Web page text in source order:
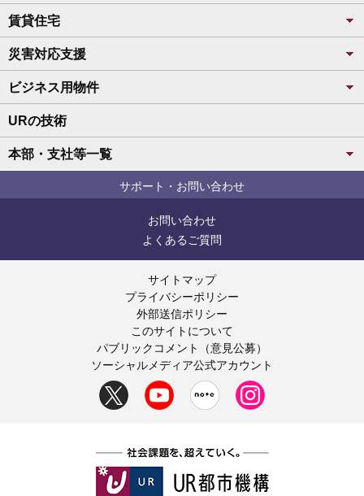
賃貸住宅
災害対応支援
ビジネス用物件
URの技術
本部・支社等一覧
サポート・お問い合わせ
お問い合わせ
よくあるご質問
サイトマップ
プライバシーポリシー
外部送信ポリシー
このサイトについて
パブリックコメント（意見公募）
ソーシャルメディア公式アカウント